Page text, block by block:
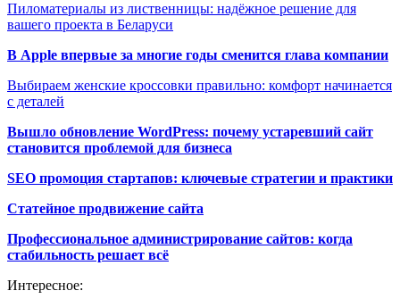
Пиломатериалы из лиственницы: надёжное решение для
вашего проекта в Беларуси
В Apple впервые за многие годы сменится глава компании
Выбираем женские кроссовки правильно: комфорт начинается
с деталей
Вышло обновление WordPress: почему устаревший сайт
становится проблемой для бизнеса
SEO промоция стартапов: ключевые стратегии и практики
Статейное продвижение сайта
Профессиональное администрирование сайтов: когда
стабильность решает всё
Интересное: